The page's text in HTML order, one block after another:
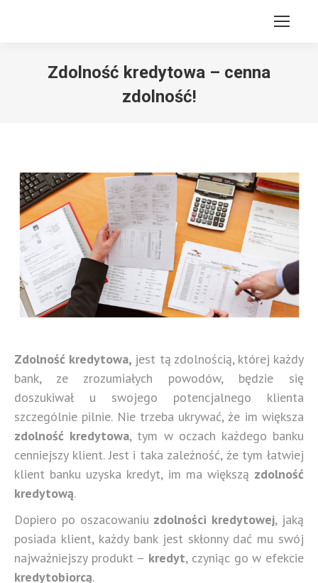
Zdolność kredytowa – cenna
zdolność!
Zdolność kredytowa, jest tą zdolnością, której każdy
bank, ze zrozumiałych powodów, będzie się
doszukiwał u swojego potencjalnego klienta
szczególnie pilnie. Nie trzeba ukrywać, że im większa
zdolność kredytowa, tym w oczach każdego banku
cenniejszy klient. Jest i taka zależność, że tym łatwiej
klient banku uzyska kredyt, im ma większą zdolność
kredytową.
Dopiero po oszacowaniu zdolności kredytowej, jaką
posiada klient, każdy bank jest skłonny dać mu swój
najważniejszy produkt – kredyt, czyniąc go w efekcie
kredytobiorcą.